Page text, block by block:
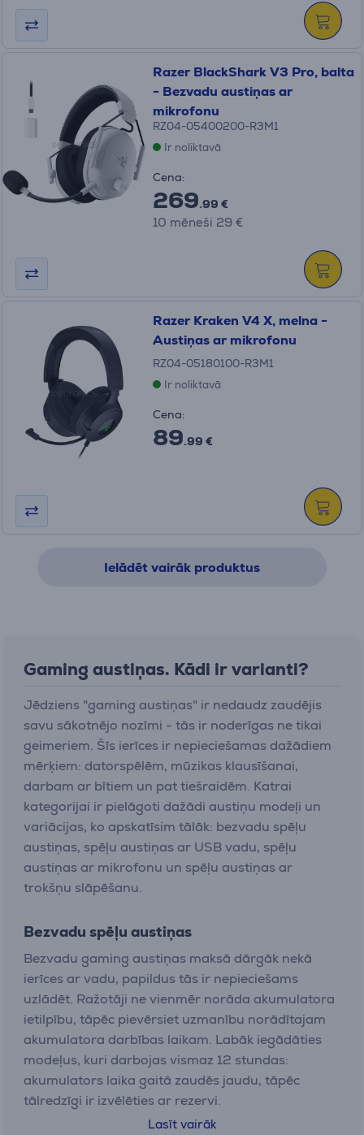
Razer BlackShark V3 Pro, balta
- Bezvadu austiņas ar
mikrofonu
RZ04-05400200-R3M1
Ir noliktavā
Cena:
269.99 €
10 mēneši 29 €
Razer Kraken V4 X, melna -
Austiņas ar mikrofonu
RZ04-05180100-R3M1
Ir noliktavā
Cena:
89.99 €
Ielādēt vairāk produktus
Gaming austiņas. Kādi ir varianti?
Jēdziens "gaming austiņas" ir nedaudz zaudējis
savu sākotnējo nozīmi - tās ir noderīgas ne tikai
geimeriem. Šīs ierīces ir nepieciešamas dažādiem
mērķiem: datorspēlēm, mūzikas klausīšanai,
darbam ar bītiem un pat tiešraidēm. Katrai
kategorijai ir pielāgoti dažādi austiņu modeļi un
variācijas, ko apskatīsim tālāk: bezvadu spēļu
austiņas, spēļu austiņas ar USB vadu, spēļu
austiņas ar mikrofonu un spēļu austiņas ar
trokšņu slāpēšanu.
Bezvadu spēļu austiņas
Bezvadu gaming austiņas maksā dārgāk nekā
ierīces ar vadu, papildus tās ir nepieciešams
uzlādēt. Ražotāji ne vienmēr norāda akumulatora
ietilpību, tāpēc pievērsiet uzmanību norādītajam
akumulatora darbības laikam. Labāk iegādāties
modeļus, kuri darbojas vismaz 12 stundas:
akumulators laika gaitā zaudēs jaudu, tāpēc
tālredzīgi ir izvēlēties ar rezervi.
Lasīt vairāk